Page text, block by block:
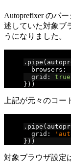
Autoprefixer のバ
述していた対象ブ
うになりました。
. pipe (
  browsers
:
  grid
:
true
}))
上記が元々のコー
. pipe (
  grid
:
}))
対象ブラウザ設定